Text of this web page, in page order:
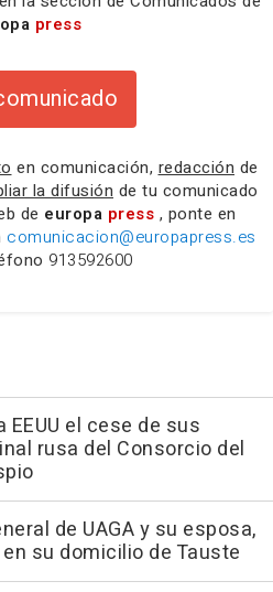
press
en comunicación, redacción de
la difusión de tu comunicado
de europa press , ponte en
comunicacion@europapress.es
913592600
el cese de sus
rusa del Consorcio del
de UAGA y su esposa,
su domicilio de Tauste